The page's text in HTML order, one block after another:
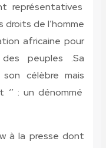
représentatives
de l’homme
africaine pour
peuples .Sa
célèbre mais
‘’ : un dénommé
à la presse dont